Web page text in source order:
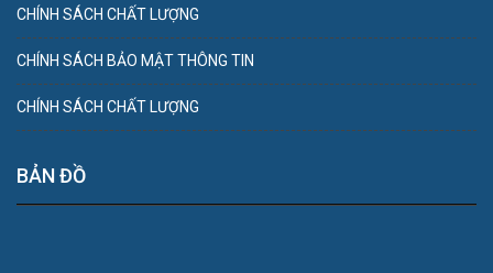
CHÍNH SÁCH CHẤT LƯỢNG
CHÍNH SÁCH BẢO MẬT THÔNG TIN
CHÍNH SÁCH CHẤT LƯỢNG
BẢN ĐỒ